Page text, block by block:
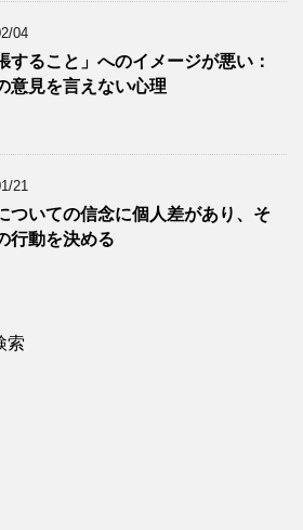
04
すること」へのイメージが悪い：
意見を言えない心理
21
ついての信念に個人差があり、そ
行動を決める
索